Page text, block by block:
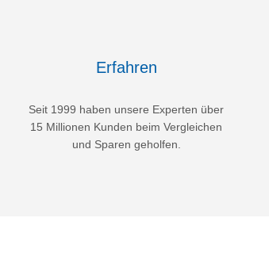
Erfahren
Seit 1999 haben unsere Experten über
15 Millionen Kunden beim Vergleichen
und Sparen geholfen.